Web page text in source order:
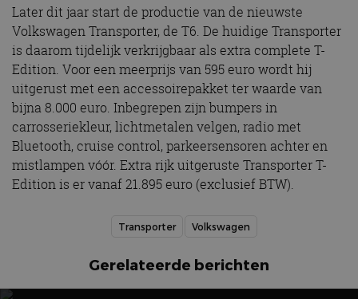
Later dit jaar start de productie van de nieuwste
Volkswagen Transporter, de T6. De huidige Transporter
is daarom tijdelijk verkrijgbaar als extra complete T-
Edition. Voor een meerprijs van 595 euro wordt hij
uitgerust met een accessoirepakket ter waarde van
bijna 8.000 euro. Inbegrepen zijn bumpers in
carrosseriekleur, lichtmetalen velgen, radio met
Bluetooth, cruise control, parkeersensoren achter en
mistlampen vóór. Extra rijk uitgeruste Transporter T-
Edition is er vanaf 21.895 euro (exclusief BTW).
Transporter Volkswagen
Gerelateerde berichten